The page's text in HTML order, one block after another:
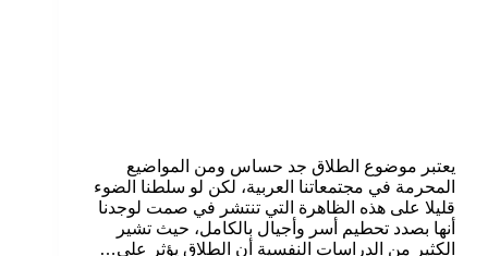
يعتبر موضوع الطلاق جد حساس ومن المواضيع
المحرمة في مجتمعاتنا العربية، لكن لو سلطنا الضوء
قليلا على هذه الظاهرة التي تنتشر في صمت لوجدنا
أنها بصدد تحطيم أسر وأجيال بالكامل، حيث تشير
الكثير من الدراسات النفسية أن الطلاق يؤثر على…